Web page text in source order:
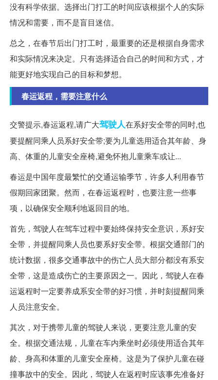
没有科学依据。选择出门打工的时间应该根据个人的实际
情况和需要，而不是盲目迷信。
总之，在春节后出门打工时，最重要的还是根据自身需求
和实际情况来决定。只有选择适合自己的时间和方式，才
能更好地实现自己的目标和梦想。
春运返程，需要注意什么
交警提示,春运返程,请广大驾驶人在系好安全带的同时,也
要提醒同乘人员系好安全带;要为儿童选用适合其年龄、身
高、体重的儿童安全座椅,避免怀抱儿童乘车或让...
春运是中国年度最繁忙的交通运输季节，许多人利用春节
假期回家团聚。然而，在春运返程时，也要注意一些事
项，以确保安全顺利地返回目的地。
首先，驾驶人在驾车过程中要始终保持安全意识，系好安
全带，并提醒同乘人员也要系好安全带。根据交通部门的
统计数据，很多交通事故中的伤亡人员大部分都没有系安
全带，这是造成伤亡的主要原因之一。因此，驾驶人在春
运返程时一定要养成系安全带的好习惯，并时刻提醒同乘
人员注意安全。
其次，对于携带儿童的驾驶人来说，更要注意儿童的安
全。根据交通法规，儿童在车内乘坐时必须使用适合其年
龄、身高和体重的儿童安全座椅。这是为了保护儿童在碰
撞事故中的安全。因此，驾驶人在返程时应该事先准备好